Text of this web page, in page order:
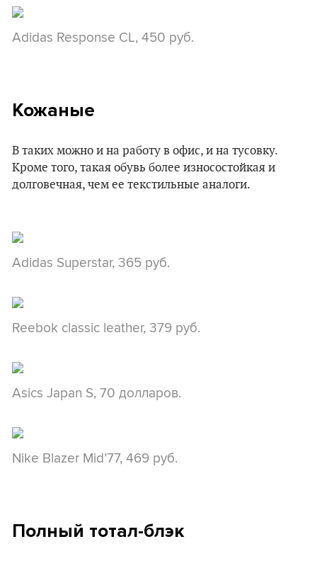
Adidas Response CL, 450 руб.
Кожаные
В таких можно и на работу в офис, и на тусовку.
Кроме того, такая обувь более износостойкая и
долговечная, чем ее текстильные аналоги.
Adidas Superstar, 365 руб.
Reebok classic leather, 379 руб.
Asics Japan S, 70 долларов.
Nike Blazer Mid’77, 469 руб.
Полный тотал-блэк